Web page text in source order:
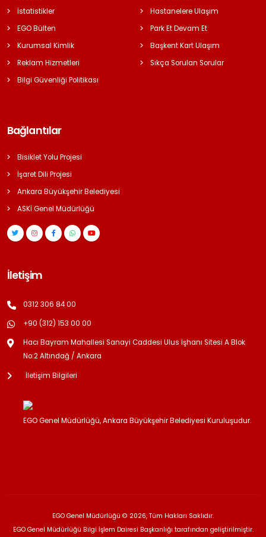
İstatistikler
EGO Bülten
Kurumsal Kimlik
Reklam Hizmetleri
Bilgi Güvenliği Politikası
Hastanelere Ulaşım
Park Et Devam Et
Başkent Kart Ulaşım
Sıkça Sorulan Sorular
Bağlantılar
Bisiklet Yolu Projesi
İşaret Dili Projesi
Ankara Büyükşehir Belediyesi
ASKİ Genel Müdürlüğü
İletişim
0312 306 84 00
+90 (312) 153 00 00
Hacı Bayram Mahallesi Sanayi Caddesi Ulus İşhanı Sitesi A Blok
No:2 Altındağ / Ankara
İletişim Bilgileri
EGO Genel Müdürlüğü, Ankara Büyükşehir Belediyesi Kuruluşudur.
EGO Genel Müdürlüğü © 2026, Tüm Hakları Saklıdır.
EGO Genel Müdürlüğü Bilgi İşlem Dairesi Başkanlığı tarafından geliştirilmiştir.